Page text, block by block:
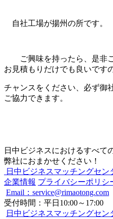
自社工場が揚州の所です。
ご興味を持ったら、是非
お見積もりだけでも良いです
チャンスをください、必ず御
ご協力できます。
日中ビジネスにおけるすべて
弊社におまかせください！
日中ビジネスマッチングセン
企業情報 プライバシーポリシ
Email：service@rimaotong.com
受付時間：平日10:00～17:00
日中ビジネスマッチングセン